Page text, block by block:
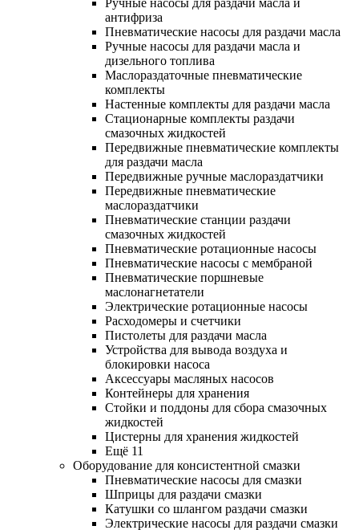
Ручные насосы для раздачи масла и
антифриза
Пневматические насосы для раздачи масла
Ручные насосы для раздачи масла и
дизельного топлива
Маслораздаточные пневматические
комплекты
Настенные комплекты для раздачи масла
Стационарные комплекты раздачи
смазочных жидкостей
Передвижные пневматические комплекты
для раздачи масла
Передвижные ручные маслораздатчики
Передвижные пневматические
маслораздатчики
Пневматические станции раздачи
смазочных жидкостей
Пневматические ротационные насосы
Пневматические насосы с мембраной
Пневматические поршневые
маслонагнетатели
Электрические ротационные насосы
Расходомеры и счетчики
Пистолеты для раздачи масла
Устройства для вывода воздуха и
блокировки насоса
Аксессуары масляных насосов
Контейнеры для хранения
Стойки и поддоны для сбора смазочных
жидкостей
Цистерны для хранения жидкостей
Ещё 11
Оборудование для консистентной смазки
Пневматические насосы для смазки
Шприцы для раздачи смазки
Катушки со шлангом раздачи смазки
Электрические насосы для раздачи смазки